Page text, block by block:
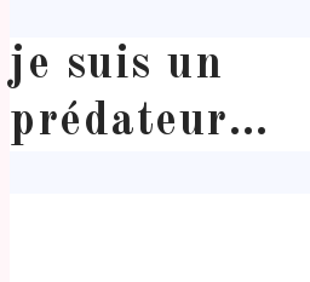
je suis un
prédateur…